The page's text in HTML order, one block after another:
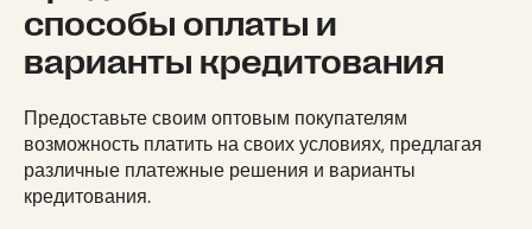
способы оплаты и
варианты кредитования
Предоставьте своим оптовым покупателям
возможность платить на своих условиях, предлагая
различные платежные решения и варианты
кредитования.